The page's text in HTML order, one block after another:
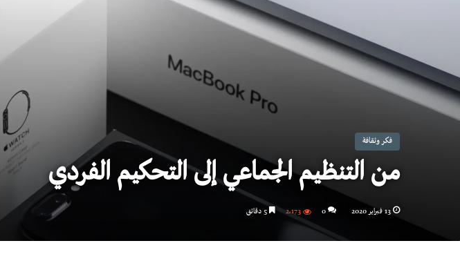
فكر وثقافة
من التنظيم الجماعي إلى التحكيم الفردي
13 فبراير 2020 0 2٬173